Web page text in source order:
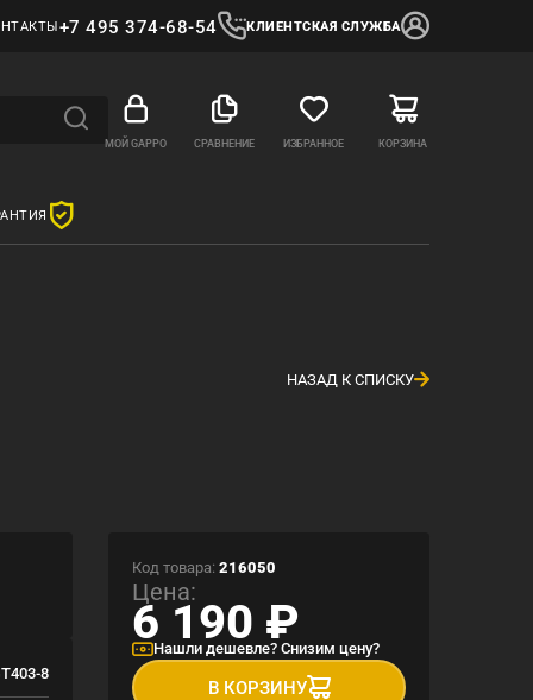
+7 495 374-68-54 КЛИЕНТСКАЯ СЛУЖБА
МОЙ GAPPO СРАВНЕНИЕ ИЗБРАННОЕ КОРЗИНА
НАЗАД К СПИСКУ
8
Код товара: 216050
Цена:
6 190 ₽
Нашли дешевле? Снизим цену?
В КОРЗИНУ